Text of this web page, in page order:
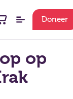
Doneer
op